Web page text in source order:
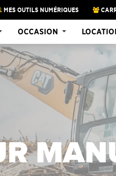
MES OUTILS NUMÉRIQUES
OCCASION